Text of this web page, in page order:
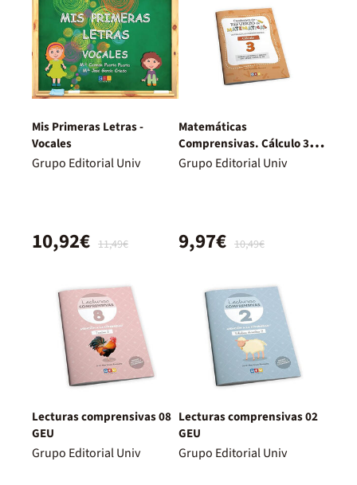
Mis Primeras Letras -
Vocales
Grupo Editorial Univ
11,49€
10,92€
Matemáticas
Comprensivas. Cálculo 3
GEU
Grupo Editorial Univ
10,49€
9,97€
Lecturas comprensivas 08
GEU
Grupo Editorial Univ
Lecturas comprensivas 02
GEU
Grupo Editorial Univ